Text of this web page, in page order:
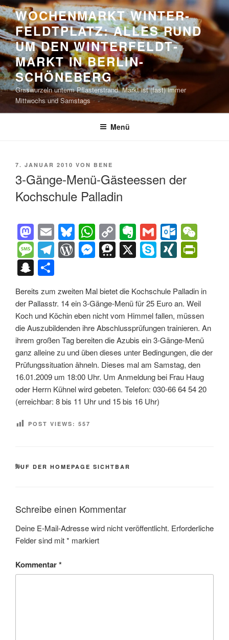
Zum
Inhalt
springen
WOCHENMARKT WINTER­
FELDT­PLATZ: ALLES RUND
UM DEN WINTER­FELDT­
MARKT IN BERLIN-
SCHÖNEBERG
Graswurzeln unterm Pflasterstrand. Markt ist (fast) immer
Mittwochs und Samstags
Menü
VERÖFFENTLICHT
7. JANUAR 2010 VON BENE
3-Gänge-Menü-Gästeessen der
Kochschule Palladin
M
a
st
o
d
o
n
E
m
ail
Bl
u
e
y
W
h
at
A
p
p
C
o
p
Li
n
k
E
v
er
ot
e
G
m
ail
O
ut
lo
k.
c
o
m
at
M
e
ss
a
g
e
T
gr
a
m
W
Pr
e
ss
M
ss
e
n
g
er
T
e
e
m
a
X S
p
e
XI
G tF
ri
e
n
dl
y
S
n
a
p
c
h
at
eil
e
n
Bereits zum zweiten Mal bietet die Kochschule Palladin in
der Pallasstr. 14 ein 3-Gänge-Menü für 25 Euro an. Weil
Koch und Köchin eben nicht vom Himmel fallen, müssen
die Auszubildenden ihre Abschlussprüfungen trainieren. An
ihrem großen Tag bereiten die Azubis ein 3-Gänge-Menü
ganz alleine zu und üben dieses unter Bedingungen, die der
Prüfungssituation ähneln. Dieses mal am Samstag, den
16.01.2009 um 18:00 Uhr. Um Anmeldung bei Frau Haug
oder Herrn Kühnel wird gebeten. Telefon: 030-66 64 54 20
(erreichbar: 8 bis 11 Uhr und 15 bis 16 Uhr)
POST VIEWS: 557
KATEGORIEN
AUF DER HOMEPAGE SICHTBAR
Schreibe einen Kommentar
Deine E-Mail-Adresse wird nicht veröffentlicht. Erforderliche
Felder sind mit* markiert
Kommentar*